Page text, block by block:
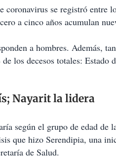
coronavirus se registró entre
a cinco años acumulan
a hombres. Además,
los decesos totales:
Nayarit la lidera
según el grupo de edad de
que hizo Serendipia, una
de Salud.